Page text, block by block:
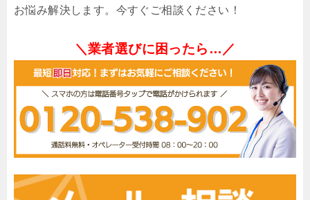
お悩み解決します。今すぐご相談ください！
＼業者選びに困ったら…／